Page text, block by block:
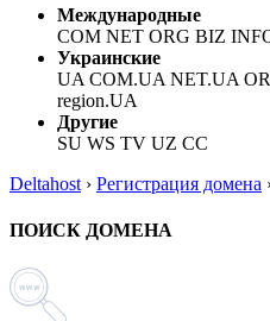
Международные
COM NET ORG BIZ
Украинские
UA COM.UA NET.UA
region.UA
Другие
SU WS TV UZ CC
Deltahost › Регистрация домена
ПОИСК ДОМЕНА